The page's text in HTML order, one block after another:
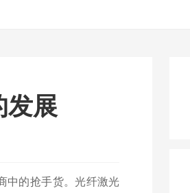
发展
中的抢手货。光纤激光